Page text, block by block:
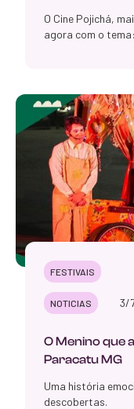
O Cine Pojichá,
agora com o
FESTIVAIS
NOTICIAS 3/
O Menino que
Paracatu MG
Uma história
descobertas.